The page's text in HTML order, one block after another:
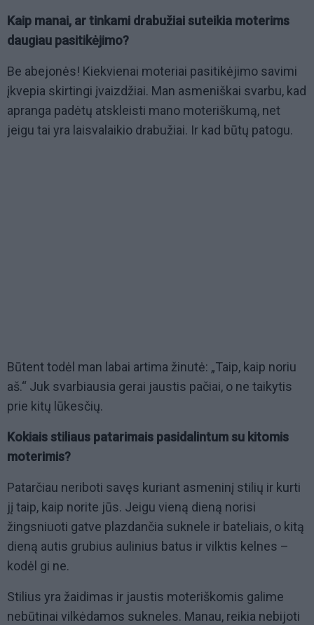
Kaip manai, ar tinkami drabužiai suteikia moterims
daugiau pasitikėjimo?
Be abejonės! Kiekvienai moteriai pasitikėjimo savimi
įkvepia skirtingi įvaizdžiai. Man asmeniškai svarbu, kad
apranga padėtų atskleisti mano moteriškumą, net
jeigu tai yra laisvalaikio drabužiai. Ir kad būtų patogu.
Būtent todėl man labai artima žinutė: „Taip, kaip noriu
aš.“ Juk svarbiausia gerai jaustis pačiai, o ne taikytis
prie kitų lūkesčių.
Kokiais stiliaus patarimais pasidalintum su kitomis
moterimis?
Patarčiau neriboti savęs kuriant asmeninį stilių ir kurti
jį taip, kaip norite jūs. Jeigu vieną dieną norisi
žingsniuoti gatve plazdančia suknele ir bateliais, o kitą
dieną autis grubius aulinius batus ir vilktis kelnes –
kodėl gi ne.
Stilius yra žaidimas ir jaustis moteriškomis galime
nebūtinai vilkėdamos sukneles. Manau, reikia nebijoti